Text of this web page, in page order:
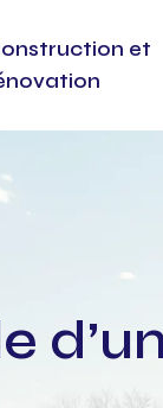
et